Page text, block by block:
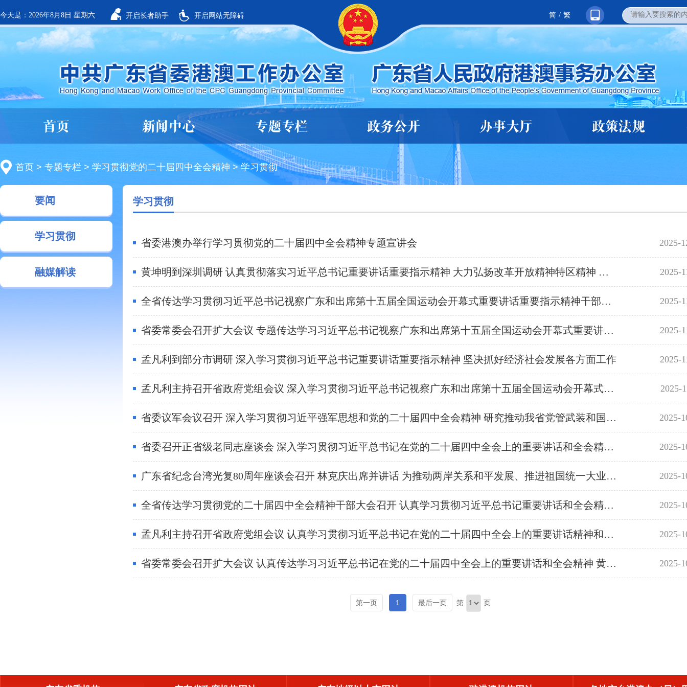
今天是：2026年8月8日 星期六 开启长者助手 开启网站无障碍 繁
/
简
首页 新闻中心 专题专栏 政务公开 办事大厅 政策法规
首页 > 专题专栏 > 学习贯彻党的二十届四中全会精神 >学习贯彻
要闻
学习贯彻
融媒解读
学习贯彻
省委港澳办举行学习贯彻党的二十届四中全会精神专题宣讲会 2025-
黄坤明到深圳调研 认真贯彻落实习近平总书记重要讲话重要指示精神 大力弘扬改革开放精神特区精神 以新担当新作为增创新优势实现新突破 2025-
全省传达学习贯彻习近平总书记视察广东和出席第十五届全国运动会开幕式重要讲话重要指示精神干部大会召开 深刻领悟习近平总书记重要讲话重要指示精神 牢记嘱托 感恩奋进 以走在前作示范挑大梁的责任担当扎实推进中国式现代化的广东实践 黄坤明主持并讲话 孟凡利黄楚平林克庆出席 2025-
省委常委会召开扩大会议 专题传达学习习近平总书记视察广东和出席第十五届全国运动会开幕式重要讲话重要指示精神 坚决扛起走在前作示范挑大梁的责任担当 以全面深化改革开放推动高质量发展 以实干业绩不断开创广东现代化建设新局面 黄坤明主持会议 2025-
孟凡利到部分市调研 深入学习贯彻习近平总书记重要讲话重要指示精神 坚决抓好经济社会发展各方面工作 2025-
孟凡利主持召开省政府党组会议 深入学习贯彻习近平总书记视察广东和出席第十五届全国运动会开幕式重要讲话重要指示精神 牢记嘱托 感恩奋进 真抓实干 埋头苦干 以实际行动体现走在前作示范挑大梁的责任担当 2025-
省委议军会议召开 深入学习贯彻习近平强军思想和党的二十届四中全会精神 研究推动我省党管武装和国防动员工作高质量发展 黄坤明黄楚平林克庆等出席 2025-
省委召开正省级老同志座谈会 深入学习贯彻习近平总书记在党的二十届四中全会上的重要讲话和全会精神 就我省“十五五”规划编制征求意见建议 黄坤明主持并讲话 孟凡利出席 2025-
广东省纪念台湾光复80周年座谈会召开 林克庆出席并讲话 为推动两岸关系和平发展、推进祖国统一大业作出新的更大贡献 2025-
全省传达学习贯彻党的二十届四中全会精神干部大会召开 认真学习贯彻习近平总书记重要讲话和全会精神 锚定“走在前列”总目标谋划好“十五五”发展 不断开创广东现代化建设新局面 黄坤明主持并讲话 孟凡利黄楚平林克庆出席 2025-
孟凡利主持召开省政府党组会议 认真学习贯彻习近平总书记在党的二十届四中全会上的重要讲话精神和全会精神 坚决在中国式现代化建设的伟大实践中走在前列 2025-
省委常委会召开扩大会议 认真传达学习习近平总书记在党的二十届四中全会上的重要讲话和全会精神 黄坤明主持会议 2025-
第一页 1 最后一页 第 页